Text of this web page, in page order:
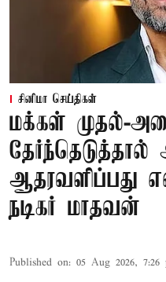
சினிமா செய்திகள்
மக்கள் முதல்-
தேர்ந்தெடுத்தால்
ஆதரவளிப்பது
நடிகர் மாதவன்
Published on: 05 Aug 2026, 7:26